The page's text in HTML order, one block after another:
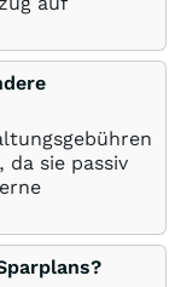
sie passiv